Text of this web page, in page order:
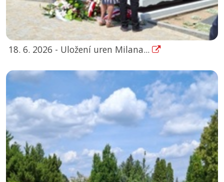
18. 6. 2026 - Uložení uren Milana...